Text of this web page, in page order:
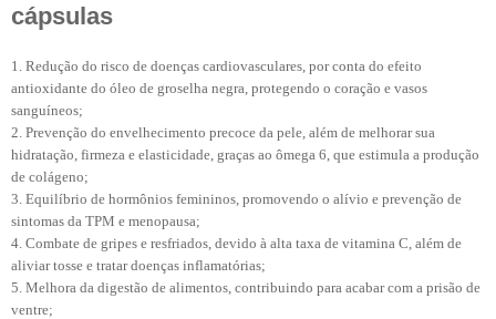
cápsulas
1. Redução do risco de doenças cardiovasculares, por conta do efeito
antioxidante do óleo de groselha negra, protegendo o coração e vasos
sanguíneos;
2. Prevenção do envelhecimento precoce da pele, além de melhorar sua
hidratação, firmeza e elasticidade, graças ao ômega 6, que estimula a produção
de colágeno;
3. Equilíbrio de hormônios femininos, promovendo o alívio e prevenção de
sintomas da TPM e menopausa;
4. Combate de gripes e resfriados, devido à alta taxa de vitamina C, além de
aliviar tosse e tratar doenças inflamatórias;
5. Melhora da digestão de alimentos, contribuindo para acabar com a prisão de
ventre;